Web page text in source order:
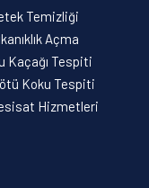
Temizliği
Açma
Kaçağı Tespiti
Koku Tespiti
Hizmetleri